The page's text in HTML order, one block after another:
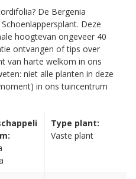
De Bergenia
Deze
hoogtevan ongeveer 40
ontvangen of tips over
van harte welkom in ons
niet alle planten in deze
in ons tuincentrum
Type plant:
Vaste plant